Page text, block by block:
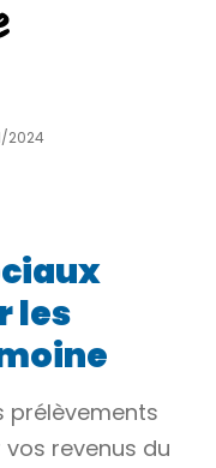
2024
les
prélèvements
revenus du